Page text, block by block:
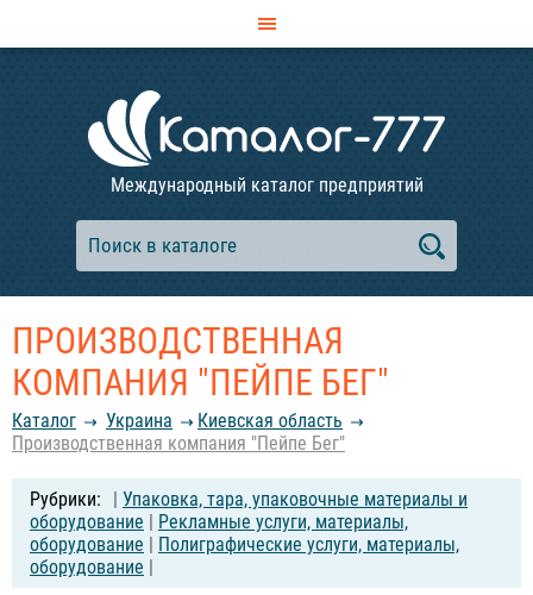
Международный каталог предприятий
ПРОИЗВОДСТВЕННАЯ
КОМПАНИЯ "ПЕЙПЕ БЕГ"
Каталог Украина
Киевская область
Производственная компания "Пейпе Бег"
| Упаковка, тара, упаковочные материалы и
оборудование | Рекламные услуги, материалы,
оборудование | Полиграфические услуги, материалы,
оборудование |